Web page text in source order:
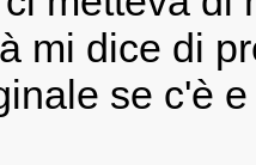
mi dice di
se c'è